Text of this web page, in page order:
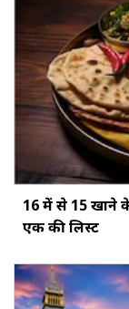
16 में से 15 खाने
एक की लिस्ट